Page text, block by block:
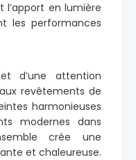
l’apport en lumière
les performances
d’une attention
revêtements de
harmonieuses
modernes dans
crée une
et chaleureuse.